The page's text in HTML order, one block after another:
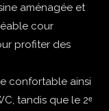
aménagée et
cour
profiter des
confortable ainsi
tandis que le 2ᵉ